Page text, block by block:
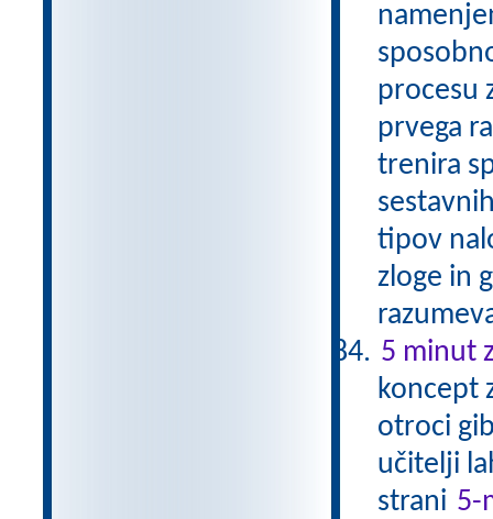
procesu
prvega
trenira
tipov
zloge in
5 minut
koncept
otroci
učitelji
strani 5-